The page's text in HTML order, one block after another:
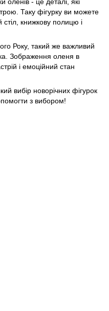
Таку фігурку ви можете
стіл, книжкову полицю і
Року, такий же важливий
Зображення оленя в
і емоційний стан
вибір новорічних фігурок
з вибором!